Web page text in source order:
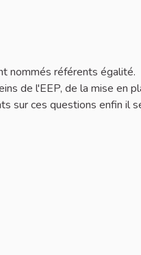
nommés référents égalité.
de l'EEP, de la mise en
sur ces questions enfin il